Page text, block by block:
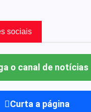
sociais
o canal de notícias
Curta a página